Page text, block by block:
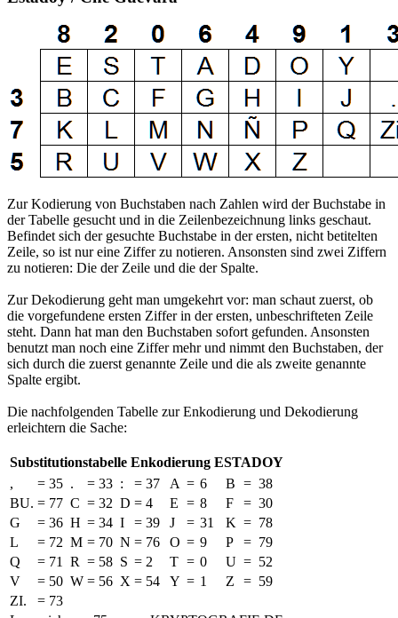
Zur Kodierung von Buchstaben nach Zahlen wird der Buchstabe in
der Tabelle gesucht und in die Zeilenbezeichnung links geschaut.
Befindet sich der gesuchte Buchstabe in der ersten, nicht betitelten
Zeile, so ist nur eine Ziffer zu notieren. Ansonsten sind zwei Ziffern
zu notieren: Die der Zeile und die der Spalte.
Zur Dekodierung geht man umgekehrt vor: man schaut zuerst, ob
die vorgefundene ersten Ziffer in der ersten, unbeschrifteten Zeile
steht. Dann hat man den Buchstaben sofort gefunden. Ansonsten
benutzt man noch eine Ziffer mehr und nimmt den Buchstaben, der
sich durch die zuerst genannte Zeile und die als zweite genannte
Spalte ergibt.
Die nachfolgenden Tabelle zur Enkodierung und Dekodierung
erleichtern die Sache:
Substitutionstabelle Enkodierung ESTADOY
,
= 35 . = 33 : = 37 A = 6 B = 38
BU. = 77 C = 32 D = 4 E = 8 F = 30
G
= 36 H = 34 I = 39 J = 31 K = 78
L
= 72 M = 70 N = 76 O = 9 P = 79
Q
= 71 R = 58 S = 2 T = 0 U = 52
V
= 50 W = 56 X = 54 Y = 1 Z = 59
ZI.
= 73